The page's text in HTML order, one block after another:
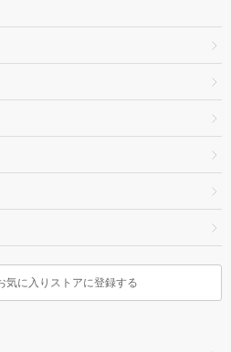
気に入りストアに登録する